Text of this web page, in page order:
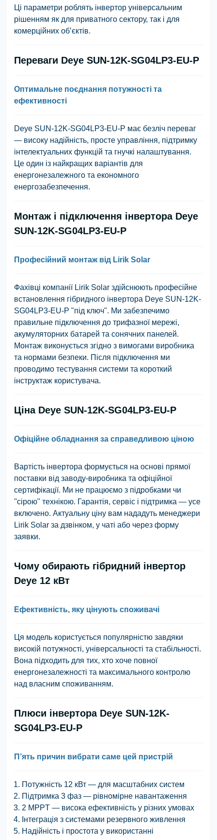
Ці параметри роблять інвертор універсальним
рішенням як для приватного сектору, так і для
комерційних об’єктів.
Переваги Deye SUN-12K-SG04LP3-EU-P
Оптимальне поєднання потужності та
ефективності
Deye SUN-12K-SG04LP3-EU-P має безліч переваг
— високу надійність, просте управління, підтримку
інтелектуальних функцій та гнучкі налаштування.
Це один із найкращих варіантів для
енергонезалежного та економного
енергозабезпечення.
Монтаж і підключення інвертора Deye
SUN-12K-SG04LP3-EU-P
Професійний монтаж від Lirik Solar
Фахівці компанії Lirik Solar здійснюють професійне
встановлення гібридного інвертора Deye SUN-12K-
SG04LP3-EU-P "під ключ". Ми забезпечимо
правильне підключення до трифазної мережі,
акумуляторних батарей та сонячних панелей.
Монтаж виконується згідно з вимогами виробника
та нормами безпеки. Після підключення ми
проводимо тестування системи та короткий
інструктаж користувача.
Ціна Deye SUN-12K-SG04LP3-EU-P
Офіційне обладнання за справедливою ціною
Вартість інвертора формується на основі прямої
поставки від заводу-виробника та офіційної
сертифікації. Ми не працюємо з підробками чи
"сірою" технікою. Гарантія, сервіс і підтримка — усе
включено. Актуальну ціну вам нададуть менеджери
Lirik Solar за дзвінком, у чаті або через форму
заявки.
Чому обирають гібридний інвертор
Deye 12 кВт
Ефективність, яку цінують споживачі
Ця модель користується популярністю завдяки
високій потужності, універсальності та стабільності.
Вона підходить для тих, хто хоче повної
енергонезалежності та максимального контролю
над власним споживанням.
Плюси інвертора Deye SUN-12K-
SG04LP3-EU-P
П’ять причин вибрати саме цей пристрій
Потужність 12 кВт — для масштабних систем
Підтримка 3 фаз — рівномірне навантаження
2 MPPT — висока ефективність у різних умовах
Інтеграція з системами резервного живлення
Надійність і простота у використанні